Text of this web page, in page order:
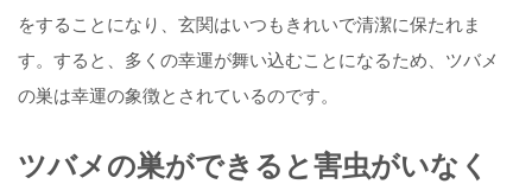
をすることになり、玄関はいつもきれいで清潔に保たれま
す。すると、多くの幸運が舞い込むことになるため、ツバメ
の巣は幸運の象徴とされているのです。
ツバメの巣ができると害虫がいなく